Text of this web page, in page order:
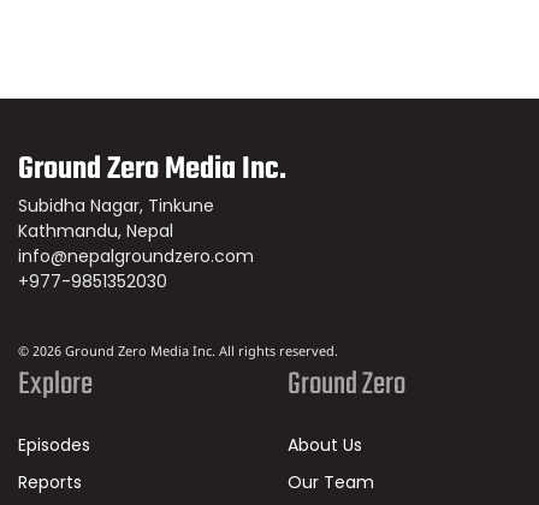
Ground Zero Media Inc.
Subidha Nagar, Tinkune
Kathmandu, Nepal
info@nepalgroundzero.com
+977-9851352030
© 2026 Ground Zero Media Inc. All rights reserved.
Explore
Episodes
Reports
Ground Zero
About Us
Our Team